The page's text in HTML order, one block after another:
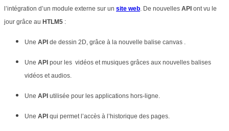
l’intégration d’un module externe sur un site web. De nouvelles API ont vu le
jour grâce au HTLM5 :
Une API de dessin 2D, grâce à la nouvelle balise canvas .
Une API pour les vidéos et musiques grâces aux nouvelles balises
vidéos et audios.
Une API utilisée pour les applications hors-ligne.
Une API qui permet l’accès à l’historique des pages.